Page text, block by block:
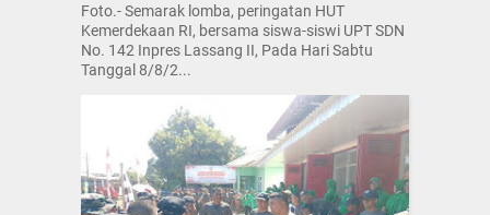
Foto.- Semarak lomba, peringatan HUT
Kemerdekaan RI, bersama siswa-siswi UPT SDN
No. 142 Inpres Lassang II, Pada Hari Sabtu
Tanggal 8/8/2...